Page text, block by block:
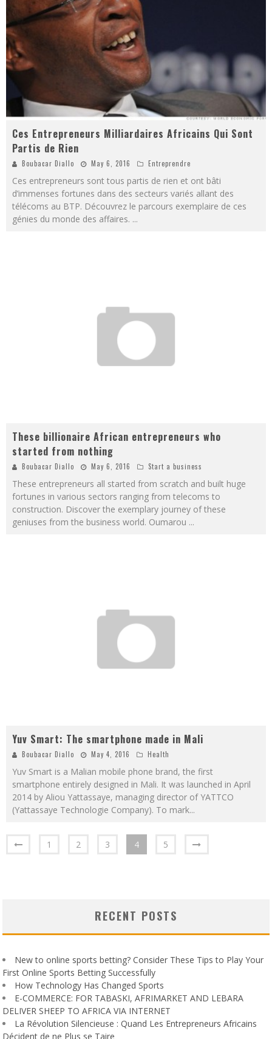
Ces Entrepreneurs Milliardaires Africains Qui Sont
Partis de Rien
Boubacar Diallo May 6, 2016 Entreprendre
Ces entrepreneurs sont tous partis de rien et ont bâti
d’immenses fortunes dans des secteurs variés allant des
télécoms au BTP. Découvrez le parcours exemplaire de ces
génies du monde des affaires. ...
These billionaire African entrepreneurs who
started from nothing
Boubacar Diallo May 6, 2016 Start a business
These entrepreneurs all started from scratch and built huge
fortunes in various sectors ranging from telecoms to
construction. Discover the exemplary journey of these
geniuses from the business world. Oumarou ...
Yuv Smart: The smartphone made in Mali
Boubacar Diallo May 4, 2016 Health
Yuv Smart is a Malian mobile phone brand, the first
smartphone entirely designed in Mali. It was launched in April
2014 by Aliou Yattassaye, managing director of YATTCO
(Yattassaye Technologie Company). To mark...
1 2 3 4 5
RECENT POSTS
New to online sports betting? Consider These Tips to Play Your
First Online Sports Betting Successfully
How Technology Has Changed Sports
E-COMMERCE: FOR TABASKI, AFRIMARKET AND LEBARA
DELIVER SHEEP TO AFRICA VIA INTERNET
La Révolution Silencieuse : Quand Les Entrepreneurs Africains
Décident de ne Plus se Taire